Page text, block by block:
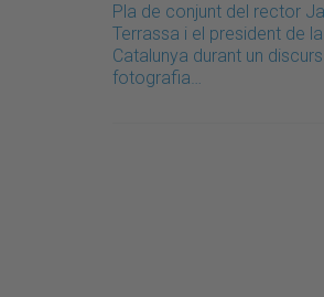
Pla de conjunt del rector
Terrassa i el president de
Catalunya durant un
fotografia…